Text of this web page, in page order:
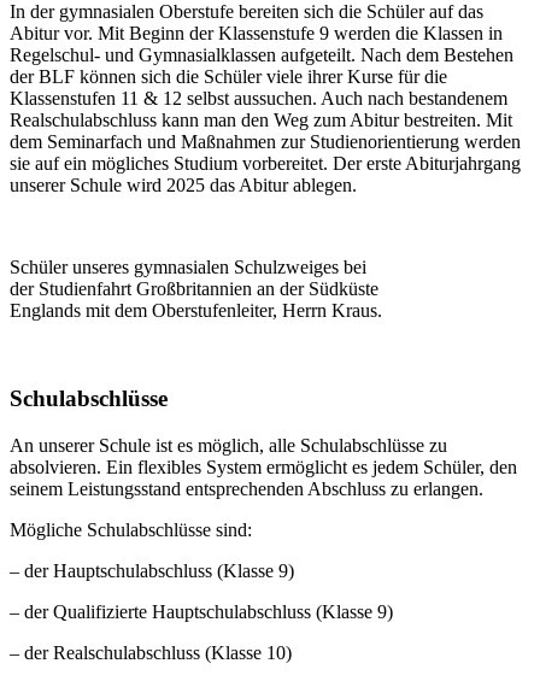
In der gymnasialen Oberstufe bereiten sich die Schüler auf das
Abitur vor. Mit Beginn der Klassenstufe 9 werden die Klassen in
Regelschul- und Gymnasialklassen aufgeteilt. Nach dem Bestehen
der BLF können sich die Schüler viele ihrer Kurse für die
Klassenstufen 11 & 12 selbst aussuchen. Auch nach bestandenem
Realschulabschluss kann man den Weg zum Abitur bestreiten. Mit
dem Seminarfach und Maßnahmen zur Studienorientierung werden
sie auf ein mögliches Studium vorbereitet. Der erste Abiturjahrgang
unserer Schule wird 2025 das Abitur ablegen.
Schüler unseres gymnasialen Schulzweiges bei
der Studienfahrt Großbritannien an der Südküste
Englands mit dem Oberstufenleiter, Herrn Kraus.
Schulabschlüsse
An unserer Schule ist es möglich, alle Schulabschlüsse zu
absolvieren. Ein flexibles System ermöglicht es jedem Schüler, den
seinem Leistungsstand entsprechenden Abschluss zu erlangen.
Mögliche Schulabschlüsse sind:
– der Hauptschulabschluss (Klasse 9)
– der Qualifizierte Hauptschulabschluss (Klasse 9)
– der Realschulabschluss (Klasse 10)